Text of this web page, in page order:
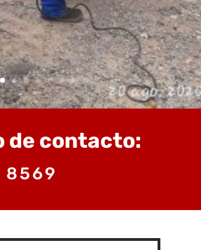
de contacto:
8569